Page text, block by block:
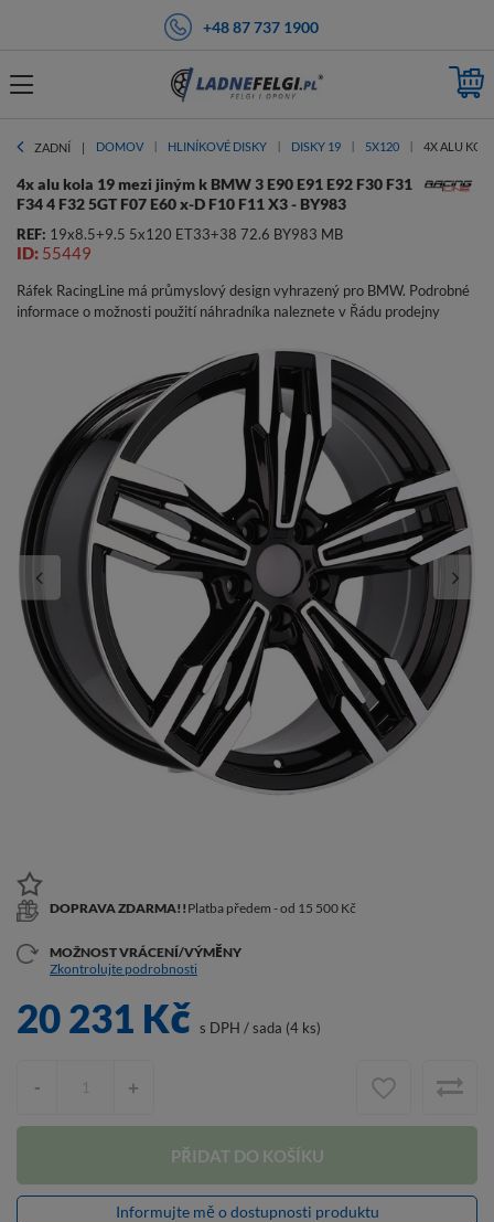
+48 87 737 1900
ZADNÍ DOMOV HLINÍKOVÉ DISKY DISKY 19 5X120 4X ALU
4x alu kola 19 mezi jiným k BMW 3 E90 E91 E92 F30 F31
F34 4 F32 5GT F07 E60 x-D F10 F11 X3 - BY983
REF: 19x8.5+9.5 5x120 ET33+38 72.6 BY983 MB
ID: 55449
Ráfek RacingLine má průmyslový design vyhrazený pro BMW. Podrobné
informace o možnosti použití náhradníka naleznete v Řádu prodejny
20 231 Kč s DPH /sada (4 ks)
- +
PŘIDAT DO KOŠÍKU
Informujte mě o dostupnosti produktu
DOPRAVA ZDARMA!! Platba předem - od 15 500 Kč
MOŽNOST VRÁCENÍ/VÝMĚNY
Zkontrolujte podrobnosti